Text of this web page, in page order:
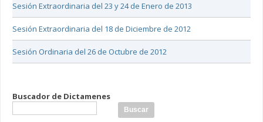
Sesión Extraordinaria del 23 y 24 de Enero de 2013
Sesión Extraordinaria del 18 de Diciembre de 2012
Sesión Ordinaria del 26 de Octubre de 2012
Buscador de Dictamenes